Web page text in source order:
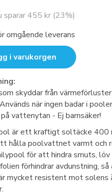
sparar455 kr(23%)
omgående leverans
i varukorgen
skyddar från
när ingen badar i
vattenytan - Ej barnsäker!
är ett kraftigt soltäcke 400
hålla poolvattnet varmt och
för att hindra smuts, löv
förhindrar avdunstning, så
mycket resistent mot solens